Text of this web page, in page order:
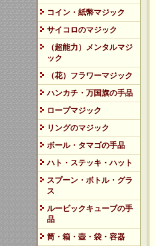
コイン・紙幣マジック
サイコロのマジック
（超能力）メンタルマジ
ック
（花）フラワーマジック
ハンカチ・万国旗の手品
ロープマジック
リングのマジック
ボール・タマゴの手品
ハト・ステッキ・ハット
スプーン・ボトル・グラ
ス
ルービックキューブの手
品
筒・箱・壺・袋・容器